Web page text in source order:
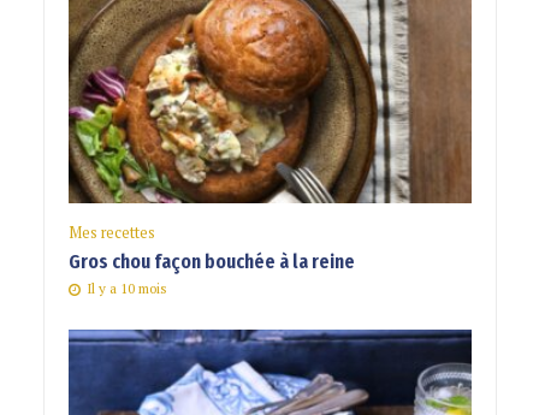
Mes recettes
Gros chou façon bouchée à la reine
Il y a 10 mois